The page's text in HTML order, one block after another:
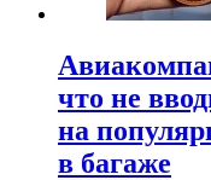
что не
на
в багаже